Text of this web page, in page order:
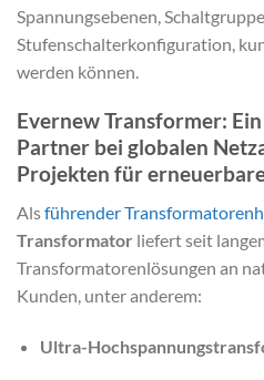
Spannungsebenen,
Stufenschalterkonfiguration,
werden können.
Evernew Transformer:
Partner bei globalen
Projekten für
Alsführender
Transformator liefert seit
Transformatorenlösungen an
Kunden, unter anderem:
Ultra-